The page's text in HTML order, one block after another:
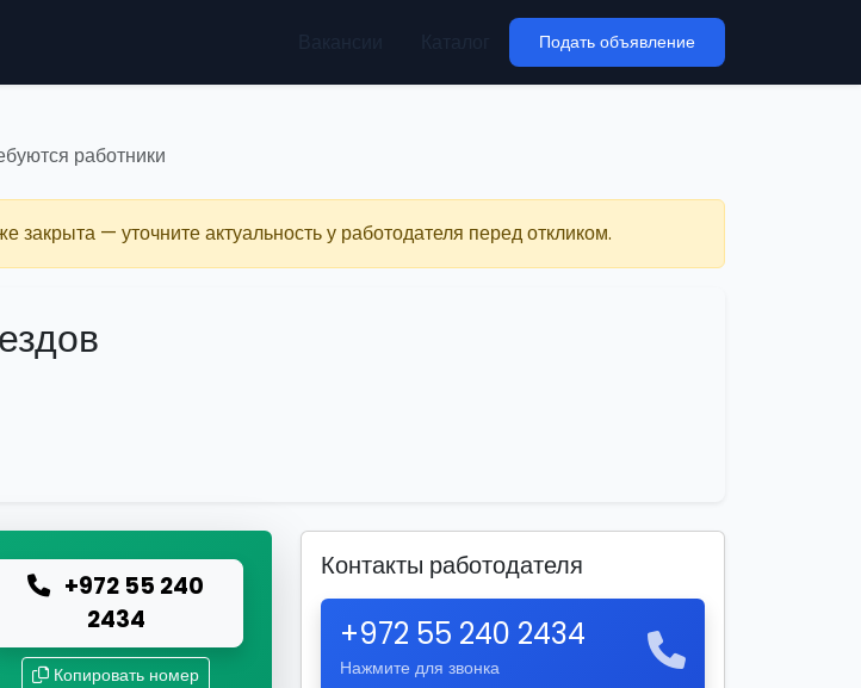
Подать объявление
работники
— уточните актуальность у работодателя перед откликом.
+972 55 240
2434
Копировать номер
Контакты работодателя
+972 55 240 2434
Нажмите для звонка